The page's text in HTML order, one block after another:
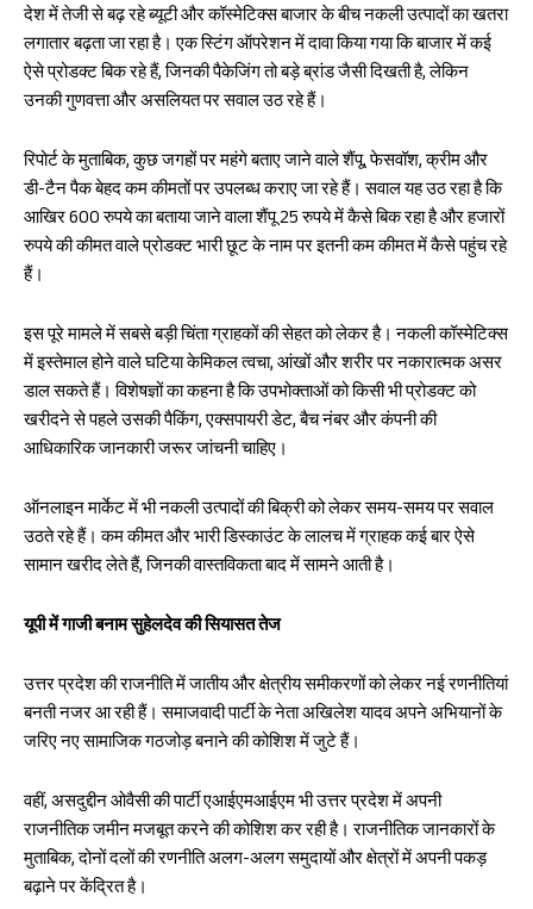
देश में तेजी से बढ़ रहे ब्यूटी और कॉस्मेटिक्स बाजार के बीच नकली उत्पादों का खतरा
लगातार बढ़ता जा रहा है। एक स्टिंग ऑपरेशन में दावा किया गया कि बाजार में कई
ऐसे प्रोडक्ट बिक रहे हैं, जिनकी पैकेजिंग तो बड़े ब्रांड जैसी दिखती है, लेकिन
उनकी गुणवत्ता और असलियत पर सवाल उठ रहे हैं।
रिपोर्ट के मुताबिक, कुछ जगहों पर महंगे बताए जाने वाले शैंपू, फेसवॉश, क्रीम और
डी-टैन पैक बेहद कम कीमतों पर उपलब्ध कराए जा रहे हैं। सवाल यह उठ रहा है कि
आखिर 600 रुपये का बताया जाने वाला शैंपू 25 रुपये में कैसे बिक रहा है और हजारों
रुपये की कीमत वाले प्रोडक्ट भारी छूट के नाम पर इतनी कम कीमत में कैसे पहुंच रहे
हैं।
इस पूरे मामले में सबसे बड़ी चिंता ग्राहकों की सेहत को लेकर है। नकली कॉस्मेटिक्स
में इस्तेमाल होने वाले घटिया केमिकल त्वचा, आंखों और शरीर पर नकारात्मक असर
डाल सकते हैं। विशेषज्ञों का कहना है कि उपभोक्ताओं को किसी भी प्रोडक्ट को
खरीदने से पहले उसकी पैकिंग, एक्सपायरी डेट, बैच नंबर और कंपनी की
आधिकारिक जानकारी जरूर जांचनी चाहिए।
ऑनलाइन मार्केट में भी नकली उत्पादों की बिक्री को लेकर समय-समय पर सवाल
उठते रहे हैं। कम कीमत और भारी डिस्काउंट के लालच में ग्राहक कई बार ऐसे
सामान खरीद लेते हैं, जिनकी वास्तविकता बाद में सामने आती है।
यूपी में गाजी बनाम सुहेलदेव की सियासत तेज
उत्तर प्रदेश की राजनीति में जातीय और क्षेत्रीय समीकरणों को लेकर नई रणनीतियां
बनती नजर आ रही हैं। समाजवादी पार्टी के नेता अखिलेश यादव अपने अभियानों के
जरिए नए सामाजिक गठजोड़ बनाने की कोशिश में जुटे हैं।
वहीं, असदुद्दीन ओवैसी की पार्टी एआईएमआईएम भी उत्तर प्रदेश में अपनी
राजनीतिक जमीन मजबूत करने की कोशिश कर रही है। राजनीतिक जानकारों के
मुताबिक, दोनों दलों की रणनीति अलग-अलग समुदायों और क्षेत्रों में अपनी पकड़
बढ़ाने पर केंद्रित है।